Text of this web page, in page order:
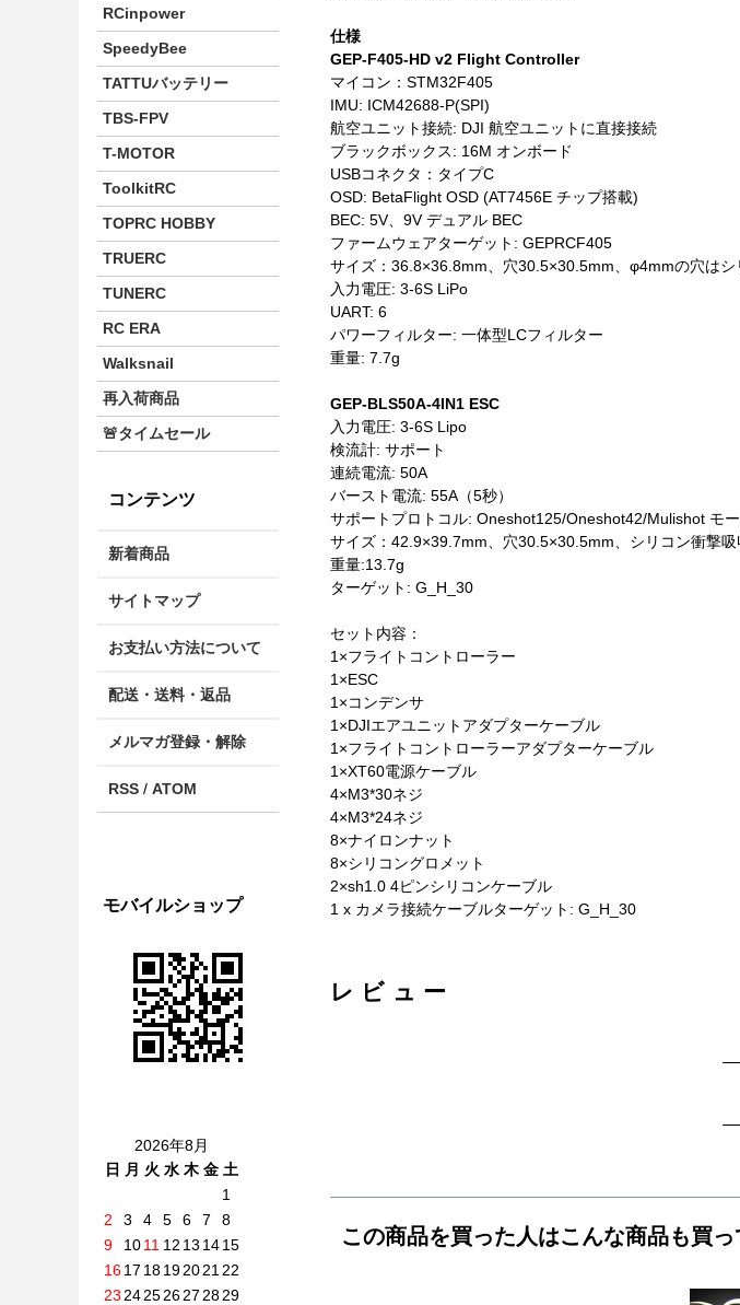
仕様
GEP-F405-HD v2 Flight Controller
マイコン：STM32F405
IMU: ICM42688-P(SPI)
航空ユニット接続: DJI 航空ユニットに直接接続
ブラックボックス: 16M オンボード
USBコネクタ：タイプC
OSD: BetaFlight OSD (AT7456E チップ搭載)
BEC: 5V、9V デュアル BEC
ファームウェアターゲット: GEPRCF405
サイズ：36.8×36.8mm、穴30.5×30.5mm、φ4mmの穴は
入力電圧: 3-6S LiPo
UART: 6
パワーフィルター: 一体型LCフィルター
重量: 7.7g
GEP-BLS50A-4IN1 ESC
入力電圧: 3-6S Lipo
検流計: サポート
連続電流: 50A
バースト電流: 55A（5秒）
サポートプロトコル: Oneshot125/Oneshot42/Mulishot モ
サイズ：42.9×39.7mm、穴30.5×30.5mm、シリコン衝撃
重量:13.7g
ターゲット: G_H_30
セット内容：
1×フライトコントローラー
1×ESC
1×コンデンサ
1×DJIエアユニットアダプターケーブル
1×フライトコントローラーアダプターケーブル
1×XT60電源ケーブル
4×M3*30ネジ
4×M3*24ネジ
8×ナイロンナット
8×シリコングロメット
2×sh1.0 4ピンシリコンケーブル
1 x カメラ接続ケーブルターゲット: G_H_30
レビュー
この商品を買った人はこんな商品も買
RCinpower
SpeedyBee
TATTUバッテリー
TBS-FPV
T-MOTOR
ToolkitRC
TOPRC HOBBY
TRUERC
TUNERC
RC ERA
Walksnail
再入荷商品
🚨タイムセール
コンテンツ
新着商品
サイトマップ
お支払い方法について
配送・送料・返品
メルマガ登録・解除
RSS / ATOM
モバイルショップ
2026年8月
日
月 火 水 木 金 土
1
2
3 4 5 6 7
8
9
1011 12 13 1415
1617 18192021 22
23 24252627 2829